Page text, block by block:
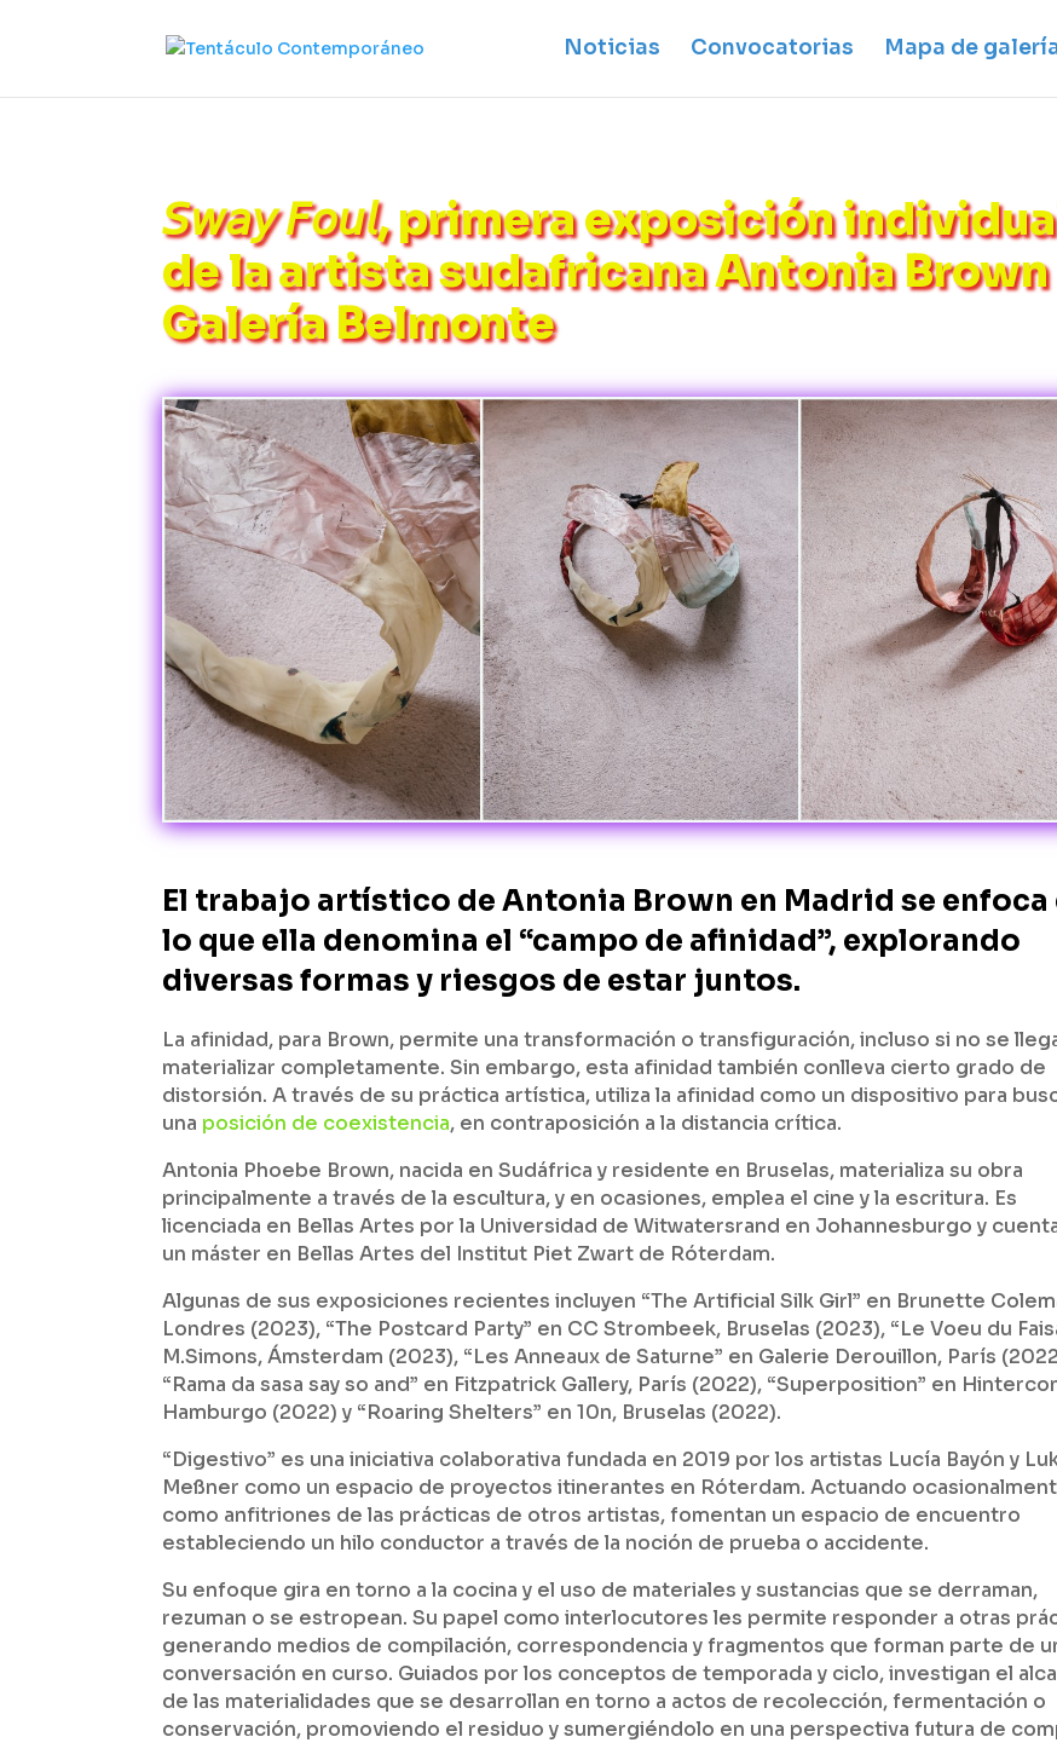
Noticias Convocatorias Mapa de
𝘚𝘸𝘢𝘺 𝘍𝘰𝘶𝘭, primera exposición
de la artista sudafricana Antonia Brown
Galería Belmonte
El trabajo artístico de Antonia Brown en Madrid se enfoca
lo que ella denomina el “campo de afinidad”, explorando
diversas formas y riesgos de estar juntos.
La afinidad, para Brown, permite una transformación o transfiguración, incluso si no se
materializar completamente. Sin embargo, esta afinidad también conlleva cierto grado de
distorsión. A través de su práctica artística, utiliza la afinidad como un dispositivo para
una posición de coexistencia, en contraposición a la distancia crítica.
Antonia Phoebe Brown, nacida en Sudáfrica y residente en Bruselas, materializa su obra
principalmente a través de la escultura, y en ocasiones, emplea el cine y la escritura. Es
licenciada en Bellas Artes por la Universidad de Witwatersrand en Johannesburgo y
un máster en Bellas Artes del Institut Piet Zwart de Róterdam.
Algunas de sus exposiciones recientes incluyen “The Artificial Silk Girl” en Brunette
Londres (2023), “The Postcard Party” en CC Strombeek, Bruselas (2023), “Le Voeu du
M.Simons, Ámsterdam (2023), “Les Anneaux de Saturne” en Galerie Derouillon, París
“Rama da sasa say so and” en Fitzpatrick Gallery, París (2022), “Superposition” en
Hamburgo (2022) y “Roaring Shelters” en 10n, Bruselas (2022).
“Digestivo” es una iniciativa colaborativa fundada en 2019 por los artistas Lucía Bayón y
Meßner como un espacio de proyectos itinerantes en Róterdam. Actuando
como anfitriones de las prácticas de otros artistas, fomentan un espacio de encuentro
estableciendo un hilo conductor a través de la noción de prueba o accidente.
Su enfoque gira en torno a la cocina y el uso de materiales y sustancias que se derraman,
rezuman o se estropean. Su papel como interlocutores les permite responder a otras
generando medios de compilación, correspondencia y fragmentos que forman parte de
conversación en curso. Guiados por los conceptos de temporada y ciclo, investigan el
de las materialidades que se desarrollan en torno a actos de recolección, fermentación o
conservación, promoviendo el residuo y sumergiéndolo en una perspectiva futura de